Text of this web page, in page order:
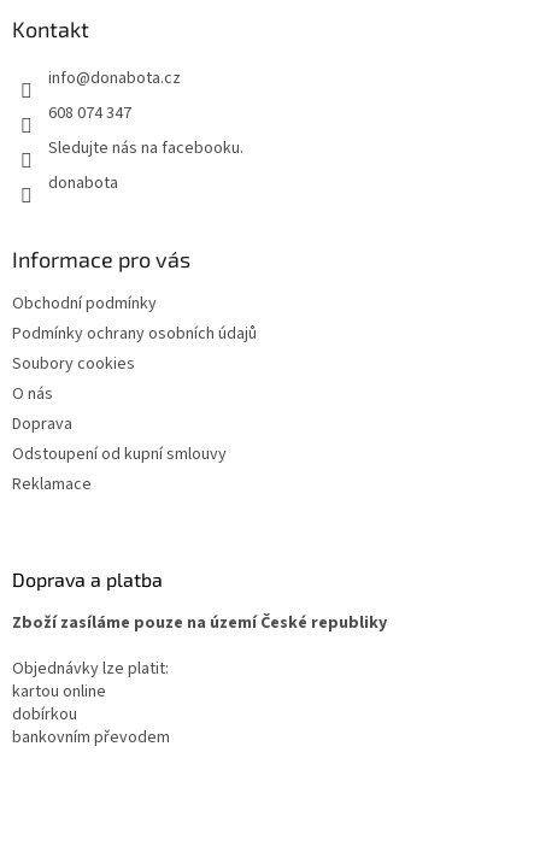
Kontakt
info@donabota.cz
608 074 347
Sledujte nás na facebooku.
donabota
Informace pro vás
Obchodní podmínky
Podmínky ochrany osobních údajů
Soubory cookies
O nás
Doprava
Odstoupení od kupní smlouvy
Reklamace
Doprava a platba
Zboží zasíláme pouze na území České republiky
Objednávky lze platit:
kartou online
dobírkou
bankovním převodem